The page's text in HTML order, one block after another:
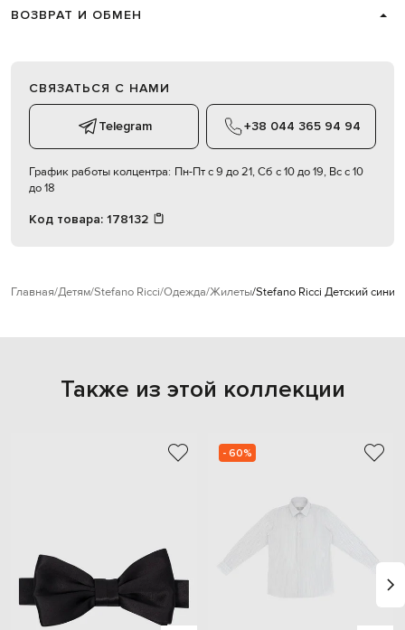
ВОЗВРАТ И ОБМЕН
СВЯЗАТЬСЯ С НАМИ
Telegram +38 044 365 94 94
График работы колцентра: Пн-Пт с 9 до 21, Сб с 10 до 19, Вс с 10
до 18
Код товара: 178132
Главная Детям Stefano Ricci Одежда Жилеты Stefano Ricci Детский
Также из этой коллекции
- 60%